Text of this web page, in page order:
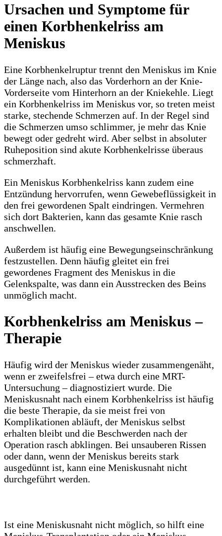
Ursachen und Symptome für
einen Korbhenkelriss am
Meniskus
Eine Korbhenkelruptur trennt den Meniskus im Knie
der Länge nach, also das Vorderhorn an der Knie-
Vorderseite vom Hinterhorn an der Kniekehle. Liegt
ein Korbhenkelriss im Meniskus vor, so treten meist
starke, stechende Schmerzen auf. In der Regel sind
die Schmerzen umso schlimmer, je mehr das Knie
bewegt oder gedreht wird. Aber selbst in absoluter
Ruheposition sind akute Korbhenkelrisse überaus
schmerzhaft.
Ein Meniskus Korbhenkelriss kann zudem eine
Entzündung hervorrufen, wenn Gewebeflüssigkeit in
den frei gewordenen Spalt eindringen. Vermehren
sich dort Bakterien, kann das gesamte Knie rasch
anschwellen.
Außerdem ist häufig eine Bewegungseinschränkung
festzustellen. Denn häufig gleitet ein frei
gewordenes Fragment des Meniskus in die
Gelenkspalte, was dann ein Ausstrecken des Beins
unmöglich macht.
Korbhenkelriss am Meniskus –
Therapie
Häufig wird der Meniskus wieder zusammengenäht,
wenn er zweifelsfrei – etwa durch eine MRT-
Untersuchung – diagnostiziert wurde. Die
Meniskusnaht nach einem Korbhenkelriss ist häufig
die beste Therapie, da sie meist frei von
Komplikationen abläuft, der Meniskus selbst
erhalten bleibt und die Beschwerden nach der
Operation rasch abklingen. Bei unsauberen Rissen
oder dann, wenn der Meniskus bereits stark
ausgedünnt ist, kann eine Meniskusnaht nicht
durchgeführt werden.
Ist eine Meniskusnaht nicht möglich, so hilft eine